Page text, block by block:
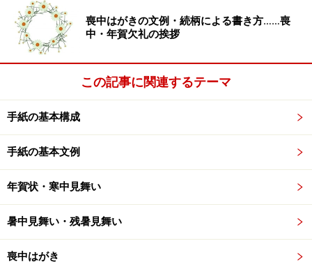
■「大丈夫」とは
一［名］⇒だいじょうふ（大丈夫）
あぶなげがなく安心できるさま。強くてし
ようにできている」「食べても大丈夫です
か」「病人はもう大丈夫だ」
まちがいがなくて確かなさま。「時間は大
丈夫ですか」「大丈夫だ、今度はうまくい
くよ」
喪中はがきの文例・続柄による書き方……喪
中・年賀欠礼の挨拶
この記事に関連するテーマ
手紙の基本構成
手紙の基本文例
年賀状・寒中見舞い
暑中見舞い・残暑見舞い
喪中はがき